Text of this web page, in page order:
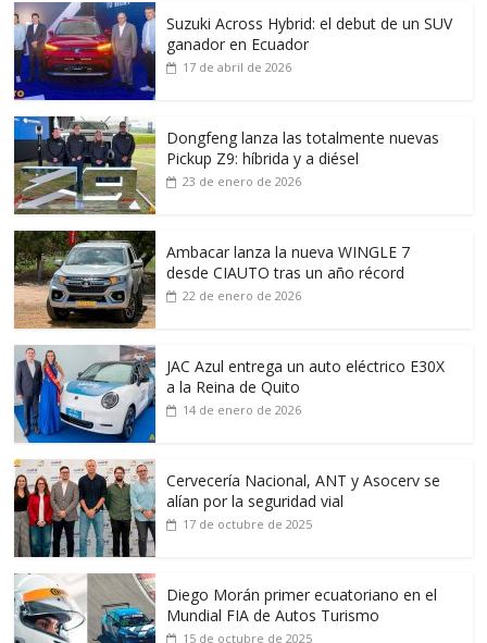
Suzuki Across Hybrid: el debut de un SUV
ganador en Ecuador
17 de abril de 2026
Dongfeng lanza las totalmente nuevas
Pickup Z9: híbrida y a diésel
23 de enero de 2026
Ambacar lanza la nueva WINGLE 7
desde CIAUTO tras un año récord
22 de enero de 2026
JAC Azul entrega un auto eléctrico E30X
a la Reina de Quito
14 de enero de 2026
Cervecería Nacional, ANT y Asocerv se
alían por la seguridad vial
17 de octubre de 2025
Diego Morán primer ecuatoriano en el
Mundial FIA de Autos Turismo
15 de octubre de 2025